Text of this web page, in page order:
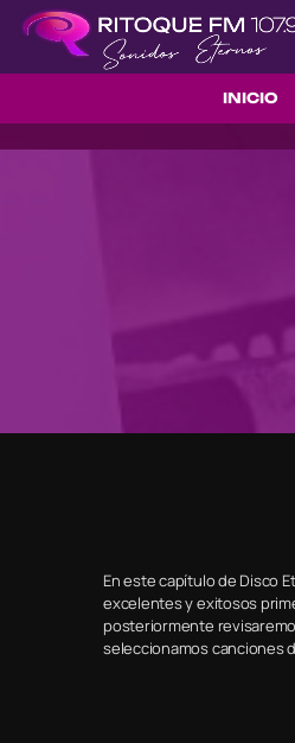
INICIO
En este capítulo de Disco
excelentes y exitosos
posteriormente
seleccionamos canciones